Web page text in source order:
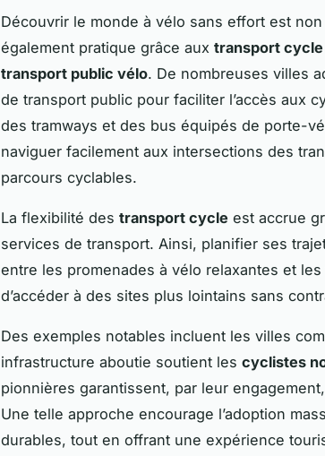
Découvrir le monde à vélo sans effort est
également pratique grâce aux transport cycle
transport public vélo. De nombreuses villes
de transport public pour faciliter l’accès aux
des tramways et des bus équipés de porte-
naviguer facilement aux intersections des
parcours cyclables.
La flexibilité des transport cycle est accrue
services de transport. Ainsi, planifier ses
entre les promenades à vélo relaxantes et
d’accéder à des sites plus lointains sans
Des exemples notables incluent les villes
infrastructure aboutie soutient les cyclistes
pionnières garantissent, par leur
Une telle approche encourage l’adoption
durables, tout en offrant une expérience